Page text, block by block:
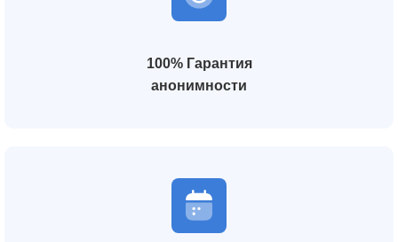
100% Гарантия
анонимности